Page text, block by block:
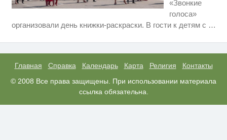
«Звонкие
голоса»
организовали день книжки-раскраски. В гости к детям с …
Главная Справка Календарь Карта Религия
Контакты
© 2008 Все права защищены. При использовании материала
ссылка обязательна.
вы будете в шоке от увиденного
i
Ролик из Омска: вы будете
смеяться долго